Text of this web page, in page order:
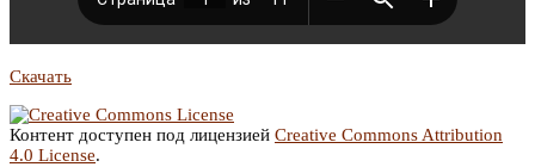
Скачать
Контент доступен под лицензией Creative Commons Attribution
4.0 License.